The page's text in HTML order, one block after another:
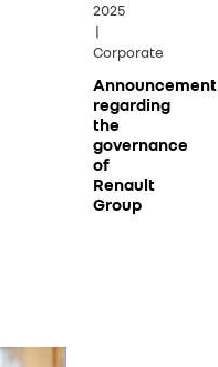
2025
|
Corporate
Announcement
regarding
the
governance
of
Renault
Group